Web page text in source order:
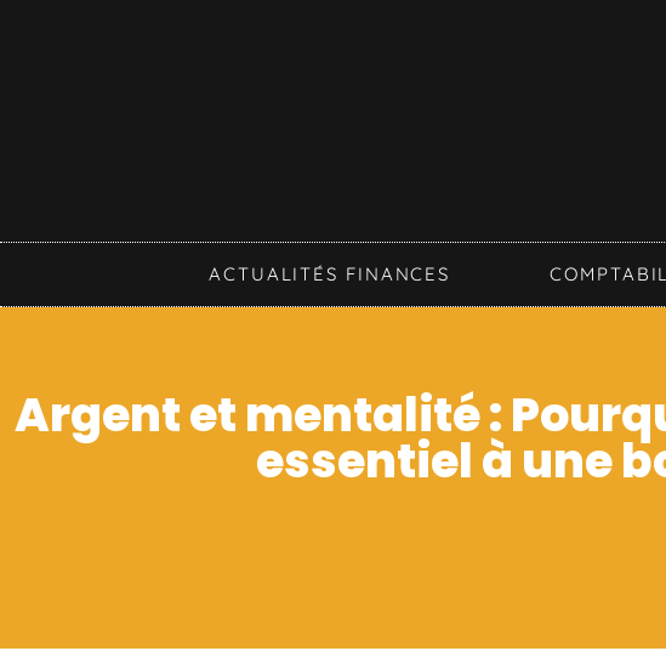
ACTUALITÉS FINANCES
Argent et mentalité :
essentiel à une